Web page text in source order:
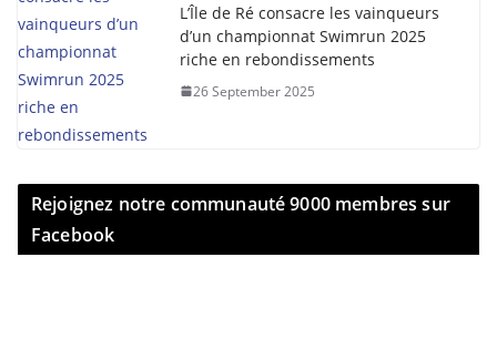
L’Île de Ré consacre les vainqueurs
d’un championnat Swimrun 2025
riche en rebondissements
26 September 2025
Rejoignez notre communauté 9000 membres sur
Facebook